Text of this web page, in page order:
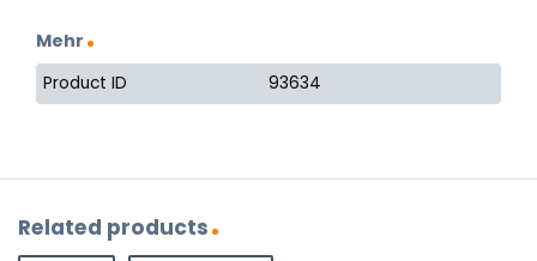
Mehr
Product ID 93634
Related products